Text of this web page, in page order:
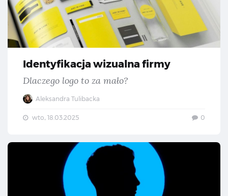
Identyfikacja wizualna firmy
Dlaczego logo to za mało?
Aleksandra Tulibacka
wto., 18.03.2025 0